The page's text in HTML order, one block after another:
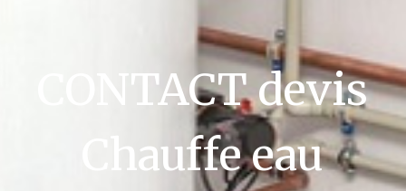
CONTACT devis
Chauffe eau